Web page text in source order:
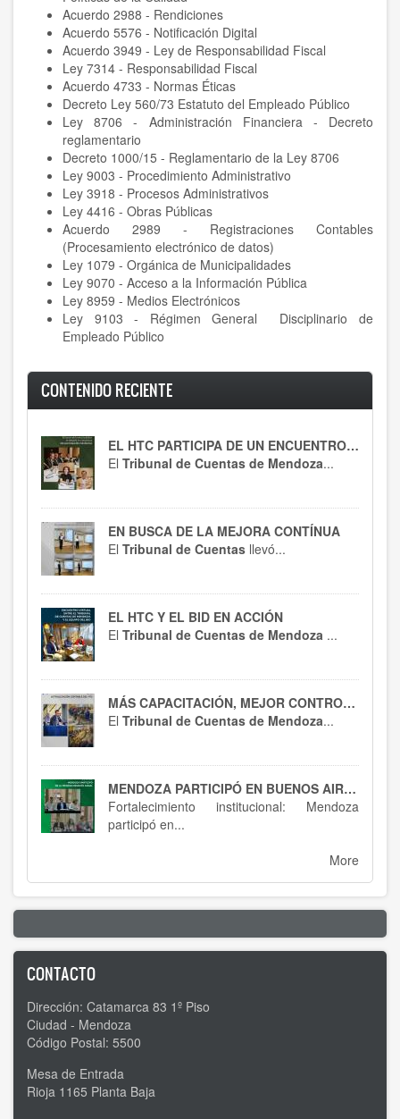
Acuerdo 2988 - Rendiciones
Acuerdo 5576 - Notificación Digital
Acuerdo 3949 - Ley de Responsabilidad Fiscal
Ley 7314 - Responsabilidad Fiscal
Acuerdo 4733 - Normas Éticas
Decreto Ley 560/73 Estatuto del Empleado Público
Ley 8706 - Administración Financiera - Decreto
reglamentario
Decreto 1000/15 - Reglamentario de la Ley 8706
Ley 9003 - Procedimiento Administrativo
Ley 3918 - Procesos Administrativos
Ley 4416 - Obras Públicas
Acuerdo 2989 - Registraciones Contables
(Procesamiento electrónico de datos)
Ley 1079 - Orgánica de Municipalidades
Ley 9070 - Acceso a la Información Pública
Ley 8959 - Medios Electrónicos
Ley 9103 - Régimen General Disciplinario de
Empleado Público
CONTENIDO RECIENTE
EL HTC PARTICIPA DE UN ENCUENTRO CLAVE
El Tribunal de Cuentas de Mendoza...
EN BUSCA DE LA MEJORA CONTÍNUA
El Tribunal de Cuentas llevó...
EL HTC Y EL BID EN ACCIÓN
El Tribunal de Cuentas de Mendoza ...
MÁS CAPACITACIÓN, MEJOR CONTROL : EL HTC SE ACTUALIZA EN RT 54
El Tribunal de Cuentas de Mendoza...
MENDOZA PARTICIPÓ EN BUENOS AIRES : SPTCRA
Fortalecimiento institucional: Mendoza
participó en...
More
CONTACTO
Dirección: Catamarca 83 1º Piso
Ciudad - Mendoza
Código Postal: 5500
Mesa de Entrada
Rioja 1165 Planta Baja